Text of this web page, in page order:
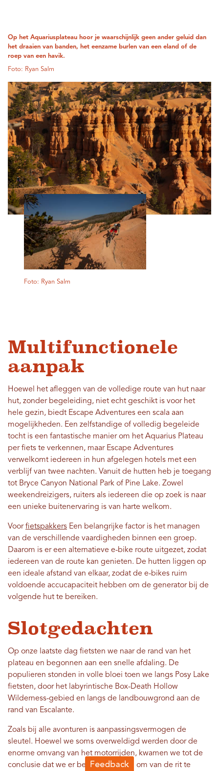
Foto: Ryan Salm
Op het Aquariusplateau hoor je waarschijnlijk geen ander geluid dan
het draaien van banden, het eenzame burlen van een eland of de
roep van een havik.
Foto: Ryan Salm
Multifunctionele
aanpak
Hoewel het afleggen van de volledige route van hut naar
hut, zonder begeleiding, niet echt geschikt is voor het
hele gezin, biedt Escape Adventures een scala aan
mogelijkheden. Een zelfstandige of volledig begeleide
tocht is een fantastische manier om het Aquarius Plateau
per fiets te verkennen, maar Escape Adventures
verwelkomt iedereen in hun afgelegen hotels met een
verblijf van twee nachten. Vanuit de hutten heb je toegang
tot Bryce Canyon National Park of Pine Lake. Zowel
weekendreizigers, ruiters als iedereen die op zoek is naar
een unieke buitenervaring is van harte welkom.
Voorfietspakkers Een belangrijke factor is het managen
van de verschillende vaardigheden binnen een groep.
Daarom is er een alternatieve e-bike route uitgezet, zodat
iedereen van de route kan genieten. De hutten liggen op
een ideale afstand van elkaar, zodat de e-bikes ruim
voldoende accucapaciteit hebben om de generator bij de
volgende hut te bereiken.
Slotgedachten
Op onze laatste dag fietsten we naar de rand van het
plateau en begonnen aan een snelle afdaling. De
populieren stonden in volle bloei toen we langs Posy Lake
fietsten, door het labyrintische Box-Death Hollow
Wilderness-gebied en langs de landbouwgrond aan de
rand van Escalante.
Zoals bij alle avonturen is aanpassingsvermogen de
sleutel. Hoewel we soms overweldigd werden door de
enorme omvang van het motorrijden, kwamen we tot de
conclusie dat we er beter aan deden om van de rit te